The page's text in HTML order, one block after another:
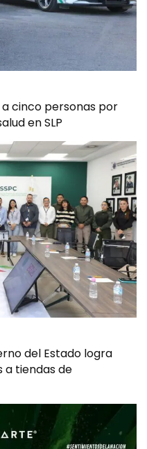
cinco personas por
en SLP
del Estado logra
a tiendas de